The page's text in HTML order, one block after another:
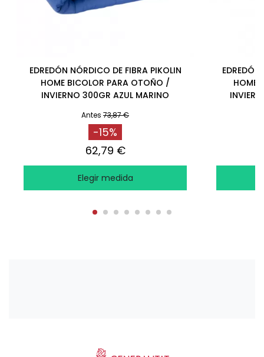
EDREDÓN NÓRDICO DE FIBRA PIKOLIN
HOME BICOLOR PARA OTOÑO /
INVIERNO 300GR AZUL MARINO
Antes 73,87 €
-15%
62,79 €
Elegir medida
HOME